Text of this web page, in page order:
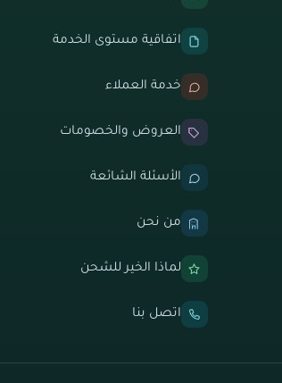
اتفاقية مستوى الخدمة
خدمة العملاء
العروض والخصومات
الأسئلة الشائعة
من نحن
لماذا الخير للشحن
اتصل بنا